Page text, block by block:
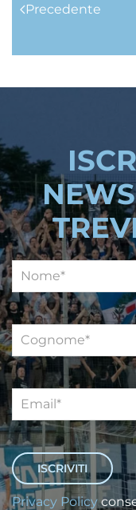
Precedente
Privacy Policy